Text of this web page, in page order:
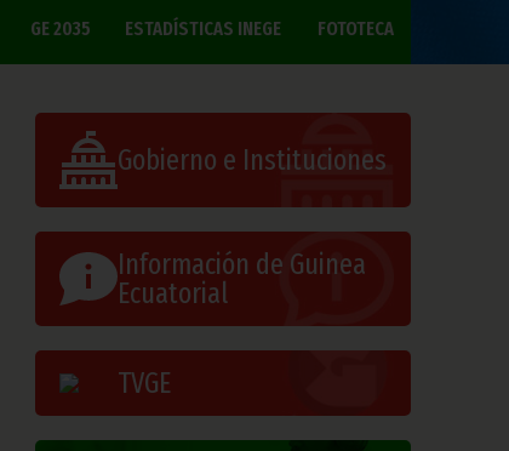
GE 2035 ESTADÍSTICAS INEGE FOTOTECA
Gobierno e Instituciones
Información de Guinea
Ecuatorial
TVGE